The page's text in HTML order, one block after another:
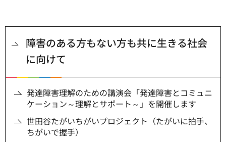
障害のある方もない方も共に生きる社会
に向けて
発達障害理解のための講演会「発達障害とコミュニ
ケーション～理解とサポート～」を開催します
世田谷たがいちがいプロジェクト（たがいに拍手、
ちがいで握手）